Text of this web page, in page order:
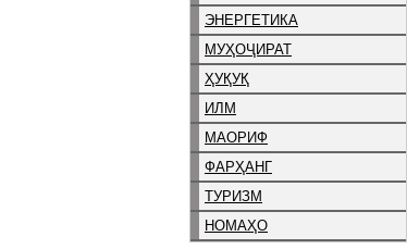
ЭНЕРГЕТИКА
МУҲОҶИРАТ
ҲУҚУҚ
ИЛМ
МАОРИФ
ФАРҲАНГ
ТУРИЗМ
НОМАҲО